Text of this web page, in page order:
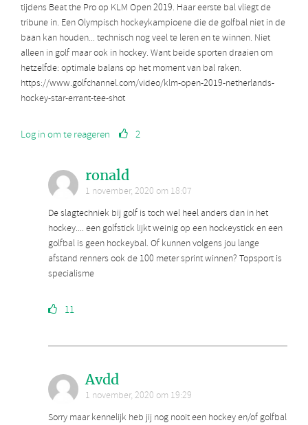
tijdens Beat the Pro op KLM Open 2019. Haar eerste bal vliegt de
tribune in. Een Olympisch hockeykampioene die de golfbal niet in de
baan kan houden... technisch nog veel te leren en te winnen. Niet
alleen in golf maar ook in hockey. Want beide sporten draaien om
hetzelfde: optimale balans op het moment van bal raken.
https://www.golfchannel.com/video/klm-open-2019-netherlands-
hockey-star-errant-tee-shot
Log in om te reageren 2
ronald
1 november, 2020 om 18:07
De slagtechniek bij golf is toch wel heel anders dan in het
hockey.... een golfstick lijkt weinig op een hockeystick en een
golfbal is geen hockeybal. Of kunnen volgens jou lange
afstand renners ook de 100 meter sprint winnen? Topsport is
specialisme
11
Avdd
1 november, 2020 om 19:29
Sorry maar kennelijk heb jij nog nooit een hockey en/of golfbal